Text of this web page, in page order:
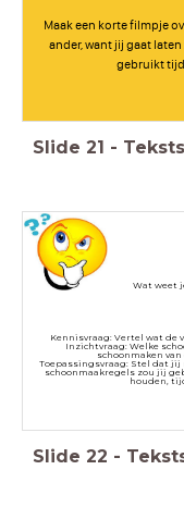
Maak een korte filmpje
ander, want jij gaat
gebruikt
Slide 21 -
Wat weet
Kennisvraag: Vertel wat
Inzichtvraag: Welke
schoonmaken
Toepassingsvraag: Stel dat
schoonmaakregels zou jij
houden,
Slide 22 -